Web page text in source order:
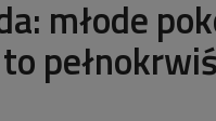
młode